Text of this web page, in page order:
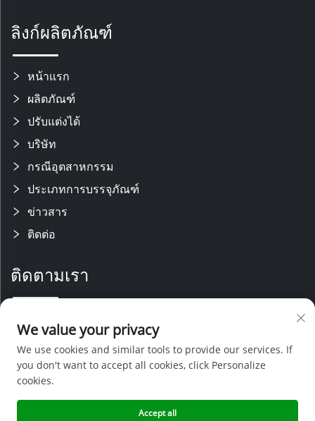
ลิงก์ผลิตภัณฑ์
หน้าแรก
ผลิตภัณฑ์
ปรับแต่งได้
บริษัท
กรณีอุตสาหกรรม
ประเภทการบรรจุภัณฑ์
ข่าวสาร
ติดต่อ
ติดตามเรา
เรามีทีมวิจัยและพัฒนาที่มีความชำนาญ พร้อมสายการผลิตที่ทันสมัย ได้รับ
การสนับสนุนจากทีมขายและบริการหลังการขายที่มีประสบการณ์ ด้วยความ
เชี่ยวชาญทางเทคนิคและการกำหนดราคาที่แข่งขันได้ เราจึงสามารถให้การ
สนับสนุนที่ครอบคลุมสำหรับโครงการออกแบบเฉพาะ
We value your privacy
We use cookies and similar tools to provide our services. If
you don't want to accept all cookies, click Personalize
cookies.
Accept all